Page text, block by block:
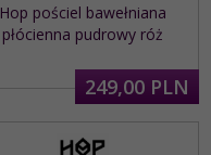
Hop pościel bawełniana
płócienna pudrowy róż
249,00 PLN